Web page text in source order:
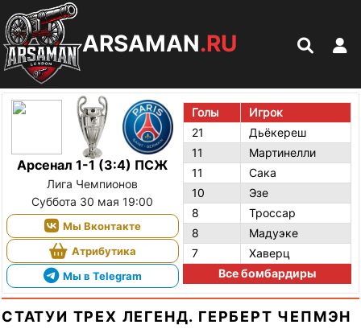
ARSAMAN.RU
Арсенал 1-1 (3:4) ПСЖ
Лига Чемпионов
Суббота 30 мая 19:00
Мы Вконтакте
Атрибутика
Мы в Telegram
Голы
Игрок
21
Дьёкереш
11
Мартинелли
11
Сака
10
Эзе
8
Троссар
8
Мадуэке
7
Хаверц
Все бомбардиры
СТАТУИ ТРЕХ ЛЕГЕНД. ГЕРБЕРТ ЧЕПМЭН